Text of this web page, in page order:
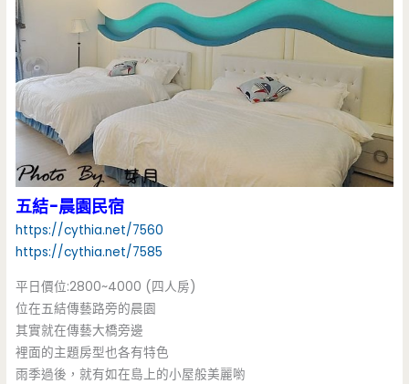
五結-晨園民宿
https://cythia.net/7560
https://cythia.net/7585
平日價位:2800~4000 (四人房)
位在五結傳藝路旁的晨園
其實就在傳藝大橋旁邊
裡面的主題房型也各有特色
雨季過後，就有如在島上的小屋般美麗喲